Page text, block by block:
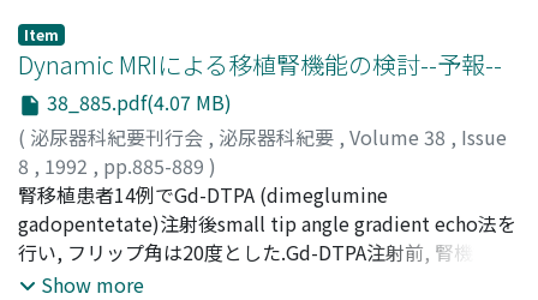
酸血症, 過尿酸尿症および潜在性過尿酸尿症を定義した.2)
Ca含有結石群では6例に過尿酸尿症が認められ, それ以外
の72例中22例に潜在性尿酸代謝異常が認められた.3)尿酸
結石群では5例全例に潜在性尿酸代謝異常が認められた.4)
経口プリン体負荷試験は, 潜在性尿酸代謝異常の検出に有
用であると思われ, その結果より, 尿酸は尿酸結石群ばかり
でなく, Ca含有結石群の一部においても結石発生に深く関
与している
Item
Dynamic MRIによる移植腎機能の検討--予報--
38_885.pdf(4.07 MB)
( 泌尿器科紀要刊行会 , 泌尿器科紀要 , Volume 38 , Issue
8 , 1992 , pp.885-889 )
今西, 正明;禰冝田, 正志;池上, 雅久;西岡, 伯
植村, 匡志;国方, 聖司;神田, 英憲;松浦, 健;秋山, 隆弘;栗
田, 孝 ;Imanishi, Masaaki; Negita, Masashi;Ikegami,
Masahisa ;Nishioka, Tsukasa
腎移植患者14例でGd-DTPA (dimeglumine
gadopentetate)注射後small tip angle gradient echo法を
行い, フリップ角は20度とした.Gd-DTPA注射前, 腎機能良
好例では皮質は髄質に比し信号強度が高く, 注射30秒後で
Show more